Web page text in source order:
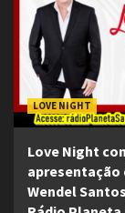
LOVE NIGHT
Love Night
apresentação
Wendel